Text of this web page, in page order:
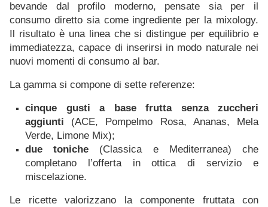
bevande dal profilo moderno, pensate sia per il
consumo diretto sia come ingrediente per la mixology.
Il risultato è una linea che si distingue per equilibrio e
immediatezza, capace di inserirsi in modo naturale nei
nuovi momenti di consumo al bar.
La gamma si compone di sette referenze:
cinque gusti a base frutta
senza zuccheri
aggiunti (ACE, Pompelmo Rosa, Ananas, Mela
Verde, Limone Mix);
due toniche (Classica e Mediterranea) che
completano l’offerta in ottica di servizio e
miscelazione.
Le ricette valorizzano la componente fruttata con